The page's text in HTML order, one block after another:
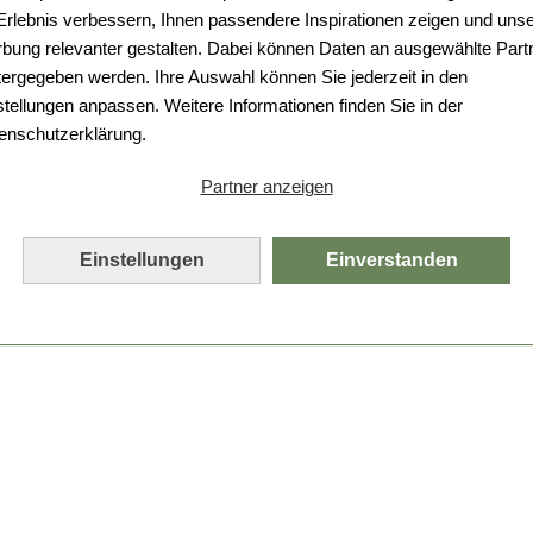
verbessern, Ihnen passendere Inspirationen zeigen und
relevanter gestalten. Dabei können Daten an ausgewählte
werden. Ihre Auswahl können Sie jederzeit in den
anpassen. Weitere Informationen finden Sie in der
Partner anzeigen
Einstellungen Einverstanden
Da ist etwas schiefgelaufen.
Leider ist ein technischer Fehler aufgetreten.
Bitte laden Sie die Seite neu.